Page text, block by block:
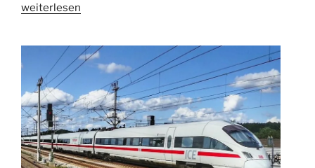
„Öffnungsmechanismus
Infektionsschutzgesetzes
muss
angewendet
werden
–
Kein
neuer
weiterlesen